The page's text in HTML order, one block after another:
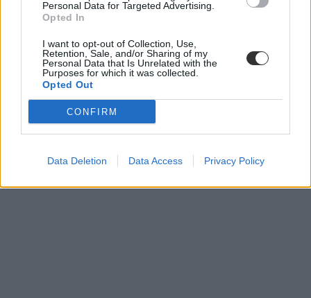
Personal Data for Targeted Advertising.
Opted In
I want to opt-out of Collection, Use,
Retention, Sale, and/or Sharing of my
Personal Data that Is Unrelated with the
Purposes for which it was collected.
Opted Out
CONFIRM
Data Deletion Data Access Privacy Policy